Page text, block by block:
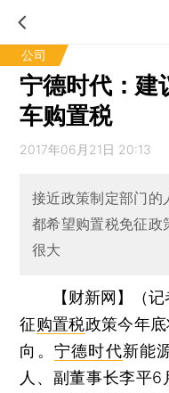
公司
宁德时代：建
车购置税
2017年06月21日 20:13
接近政策制定部门的
都希望购置税免征政
很大
【财新网】（记
征购置税政策今年
向。 宁德时代新能
人、副董事长李平